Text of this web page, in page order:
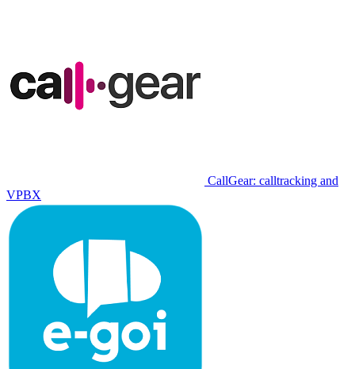
CallGear: calltracking and
VPBX